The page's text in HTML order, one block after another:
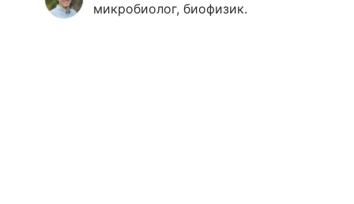
микробиолог, биофизик.